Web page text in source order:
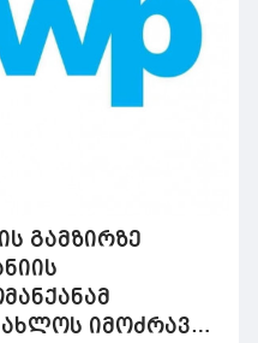
გამზირზე
იმოძრავა,